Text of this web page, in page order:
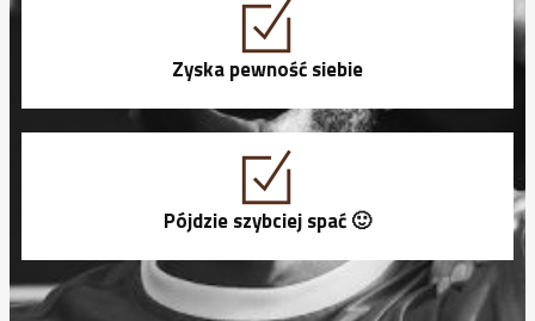
Zyska pewność siebie
Pójdzie szybciej spać 🙂